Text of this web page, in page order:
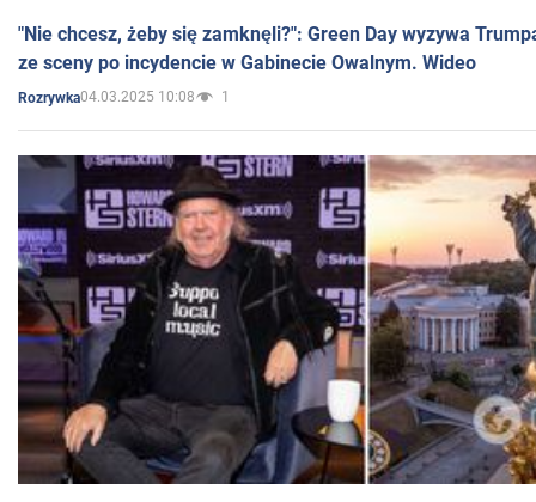
"Nie chcesz, żeby się zamknęli?": Green Day wyzywa
ze sceny po incydencie w Gabinecie Owalnym. Wideo
Rozrywka04.03.2025 10:08 1